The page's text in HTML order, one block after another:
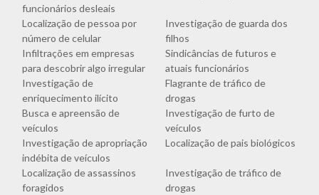
funcionários desleais
Localização de pessoa por
número de celular
Investigação de guarda dos
filhos
Infiltrações em empresas
para descobrir algo irregular
Sindicâncias de futuros e
atuais funcionários
Investigação de
enriquecimento ilícito
Flagrante de tráfico de
drogas
Busca e apreensão de
veículos
Investigação de furto de
veículos
Investigação de apropriação
indébita de veículos
Localização de pais biológicos
Localização de assassinos
foragidos
Investigação de tráfico de
drogas